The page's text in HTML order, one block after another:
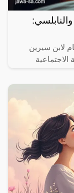
لابن سيرين